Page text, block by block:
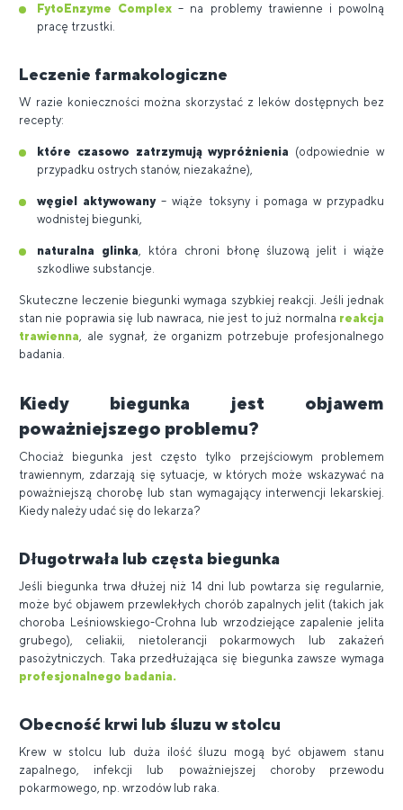
FytoEnzyme Complex – na problemy trawienne i powolną
pracę trzustki.
Leczenie farmakologiczne
W razie konieczności można skorzystać z leków dostępnych bez
recepty:
które czasowo zatrzymują wypróżnienia (odpowiednie w
przypadku ostrych stanów, niezakaźne),
węgiel aktywowany– wiąże toksyny i pomaga w przypadku
wodnistej biegunki,
naturalna glinka , która chroni błonę śluzową jelit i wiąże
szkodliwe substancje.
Skuteczne leczenie biegunki wymaga szybkiej reakcji. Jeśli jednak
stan nie poprawia się lub nawraca, nie jest to już normalna reakcja
trawienna , ale sygnał, że organizm potrzebuje profesjonalnego
badania.
Kiedy biegunka jest objawem
poważniejszego problemu?
Chociaż biegunka jest często tylko przejściowym problemem
trawiennym, zdarzają się sytuacje, w których może wskazywać na
poważniejszą chorobę lub stan wymagający interwencji lekarskiej.
Kiedy należy udać się do lekarza?
Długotrwała lub częsta biegunka
Jeśli biegunka trwa dłużej niż 14 dni lub powtarza się regularnie,
może być objawem przewlekłych chorób zapalnych jelit (takich jak
choroba Leśniowskiego-Crohna lub wrzodziejące zapalenie jelita
grubego), celiakii, nietolerancji pokarmowych lub zakażeń
pasożytniczych. Taka przedłużająca się biegunka zawsze wymaga
profesjonalnego badania.
Obecność krwi lub śluzu w stolcu
Krew w stolcu lub duża ilość śluzu mogą być objawem stanu
zapalnego, infekcji lub poważniejszej choroby przewodu
pokarmowego, np. wrzodów lub raka.